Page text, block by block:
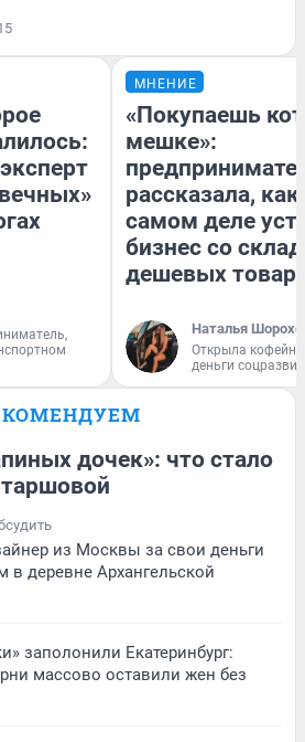
МНЕНИЕ
«Покупаешь
мешке»:
рассказала, как
самом деле
бизнес со
дешевых
Наталья
Открыла
деньги
дочек»: что стало
из Москвы за свои деньги
в деревне Архангельской
заполонили Екатеринбург:
массово оставили жен без